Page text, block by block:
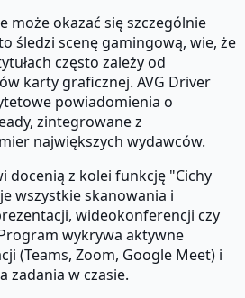
może okazać się szczególnie
śledzi scenę gamingową, wie, że
często zależy od
karty graficznej. AVG Driver
powiadomienia o
zintegrowane z
największych wydawców.
docenią z kolei funkcję "Cichy
wszystkie skanowania i
wideokonferencji czy
wykrywa aktywne
(Teams, Zoom, Google Meet) i
zadania w czasie.